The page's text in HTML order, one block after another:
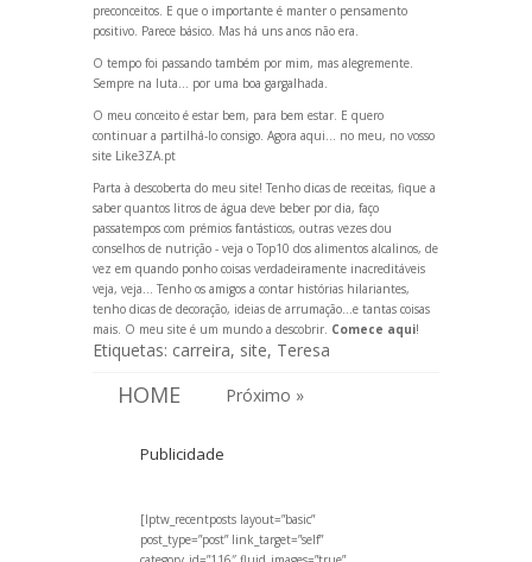
preconceitos. E que o importante é manter o pensamento
positivo. Parece básico. Mas há uns anos não era.
O tempo foi passando também por mim, mas alegremente.
Sempre na luta… por uma boa gargalhada.
O meu conceito é estar bem, para bem estar. E quero
continuar a partilhá-lo consigo. Agora aqui… no meu, no vosso
site Like3ZA.pt
Parta à descoberta do meu site! Tenho dicas de receitas, fique a
saber quantos litros de água deve beber por dia, faço
passatempos com prémios fantásticos, outras vezes dou
conselhos de nutrição - veja o Top10 dos alimentos alcalinos, de
vez em quando ponho coisas verdadeiramente inacreditáveis
veja, veja... Tenho os amigos a contar histórias hilariantes,
tenho dicas de decoração, ideias de arrumação...e tantas coisas
mais. O meu site é um mundo a descobrir. Comece aqui!
Etiquetas: carreira, site, Teresa
HOME Próximo »
Publicidade
[lptw_recentposts layout=”basic”
post_type=”post” link_target=”self”